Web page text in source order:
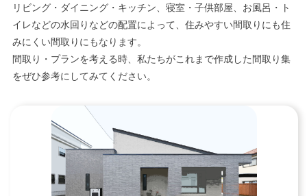
リビング・ダイニング・キッチン、寝室・子供部屋、お風呂・ト
イレなどの水回りなどの配置によって、住みやすい間取りにも住
みにくい間取りにもなります。
間取り・プランを考える時、私たちがこれまで作成した間取り集
をぜひ参考にしてみてください。